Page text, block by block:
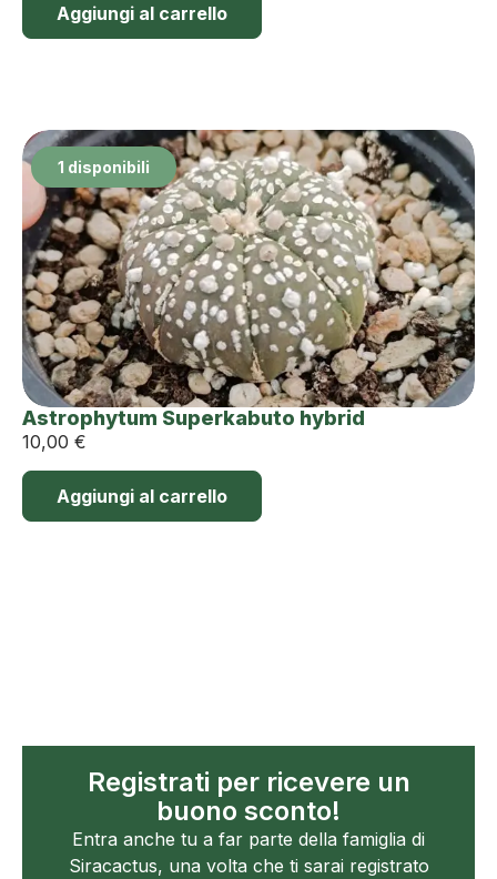
Aggiungi al carrello
1 disponibili
Astrophytum Superkabuto hybrid
10,00 €
Aggiungi al carrello
Registrati per ricevere un
buono sconto!
Entra anche tu a far parte della famiglia di
Siracactus, una volta che ti sarai registrato